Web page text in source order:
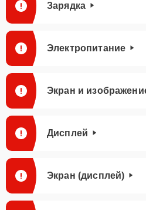
Зарядка
Электропитание
Экран и
Дисплей
Экран (дисплей)